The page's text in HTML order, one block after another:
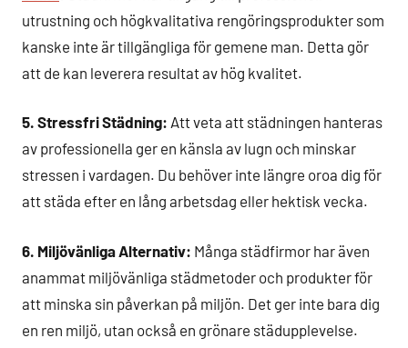
utrustning och högkvalitativa rengöringsprodukter som
kanske inte är tillgängliga för gemene man. Detta gör
att de kan leverera resultat av hög kvalitet.
5. Stressfri Städning: Att veta att städningen hanteras
av professionella ger en känsla av lugn och minskar
stressen i vardagen. Du behöver inte längre oroa dig för
att städa efter en lång arbetsdag eller hektisk vecka.
6. Miljövänliga Alternativ: Många städfirmor har även
anammat miljövänliga städmetoder och produkter för
att minska sin påverkan på miljön. Det ger inte bara dig
en ren miljö, utan också en grönare städupplevelse.